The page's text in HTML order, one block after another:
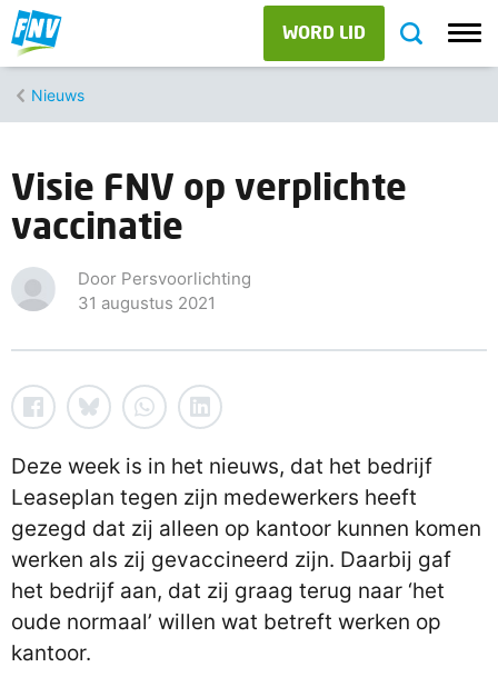
WORD LID
Nieuws
Visie FNV op verplichte
vaccinatie
Door Persvoorlichting
31 augustus 2021
Deze week is in het nieuws, dat het bedrijf
Leaseplan tegen zijn medewerkers heeft
gezegd dat zij alleen op kantoor kunnen komen
werken als zij gevaccineerd zijn. Daarbij gaf
het bedrijf aan, dat zij graag terug naar ‘het
oude normaal’ willen wat betreft werken op
kantoor.